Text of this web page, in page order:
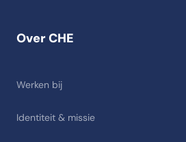
Over CHE
Werken bij
Identiteit & missie